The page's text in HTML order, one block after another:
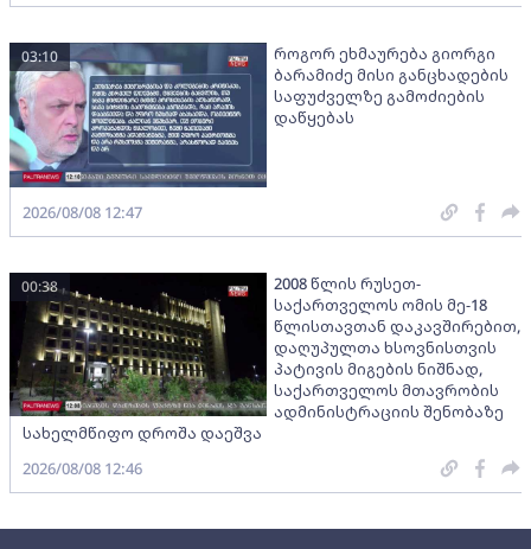
როგორ ეხმაურება გიორგი
ბარამიძე მისი განცხადების
საფუძველზე გამოძიების
დაწყებას
03:10
2026/08/08 12:47
2008 წლის რუსეთ-
საქართველოს ომის მე-18
წლისთავთან დაკავშირებით,
დაღუპულთა ხსოვნისთვის
პატივის მიგების ნიშნად,
საქართველოს მთავრობის
ადმინისტრაციის შენობაზე
სახელმწიფო დროშა დაეშვა
00:38
2026/08/08 12:46